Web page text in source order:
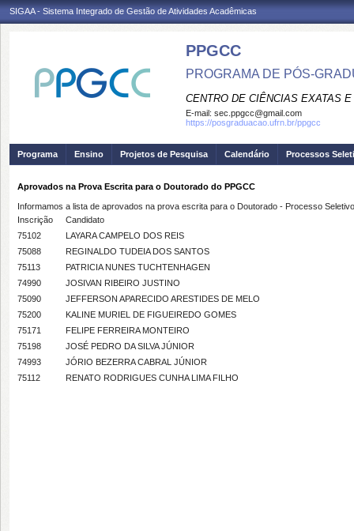
SIGAA - Sistema Integrado de Gestão de Atividades Acadêmicas
PPGCC
PROGRAMA DE PÓS-
CENTRO DE CIÊNCIAS EXATAS
E-mail: sec.ppgcc@gmail.com
https://posgraduacao.ufrn.br/ppgcc
Programa Ensino Projetos de Pesquisa Calendário Processos
Aprovados na Prova Escrita para o Doutorado do PPGCC
Informamos a lista de aprovados na prova escrita para o Doutorado - Processo
Inscrição
Candidato
75102
LAYARA CAMPELO DOS REIS
75088
REGINALDO TUDEIA DOS SANTOS
75113
PATRICIA NUNES TUCHTENHAGEN
74990
JOSIVAN RIBEIRO JUSTINO
75090
JEFFERSON APARECIDO ARESTIDES DE MELO
75200
KALINE MURIEL DE FIGUEIREDO GOMES
75171
FELIPE FERREIRA MONTEIRO
75198
JOSÉ PEDRO DA SILVA JÚNIOR
74993
JÓRIO BEZERRA CABRAL JÚNIOR
75112
RENATO RODRIGUES CUNHA LIMA FILHO